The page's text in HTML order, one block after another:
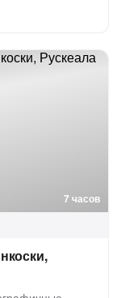
7 часов